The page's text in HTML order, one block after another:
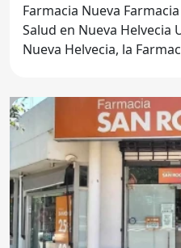
Farmacia Nueva
Salud en Nueva Helvecia Ubicada en el corazón de
Nueva Helvecia, la